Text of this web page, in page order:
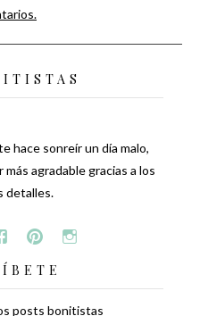
hace sonreír un día malo,
agradable gracias a los
detalles.
posts bonitistas